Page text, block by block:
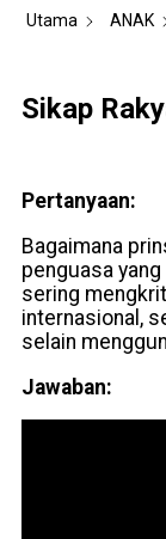
Utama ANAK
Sikap
Pertanyaan:
Bagaimana
penguasa
sering
internasional,
selain
Jawaban: